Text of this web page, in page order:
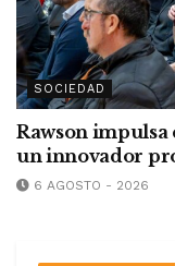
SOCIEDAD
Rawson
un innovador
6 AGOSTO - 2026